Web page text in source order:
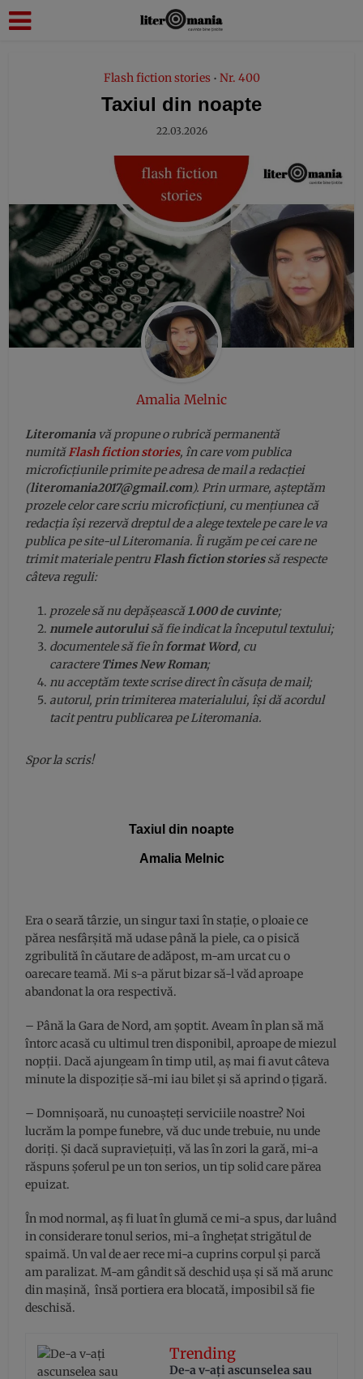
Flash fiction stories • Nr. 400
Taxiul din noapte
22.03.2026
Amalia Melnic
Literomania vă propune o rubrică permanentă
numităFlash fiction stories, în care vom publica
microficțiunile primite pe adresa de mail a redacției
(literomania2017@gmail.com).Prin urmare, așteptăm
prozele celor care scriu microficțiuni, cu mențiunea că
redacția își rezervă dreptul de a alege textele pe care le va
publica pe site-ul Literomania. Îi rugăm pe cei care ne
trimit materiale pentru Flash fiction storiessă respecte
câteva reguli:
prozele să nu depășească1.000 de cuvinte;
numele autoruluisă fie indicat la începutul textului;
documentele să fie înformat Word, cu
caractere Times New Roman;
nu acceptăm texte scrise direct în căsuța de mail;
autorul, prin trimiterea materialului, își dă acordul
tacit pentru publicarea pe Literomania.
Spor la scris!
Taxiul din noapte
Amalia Melnic
Era o seară târzie, un singur taxi în stație, o ploaie ce
părea nesfârșită mă udase până la piele, ca o pisică
zgribulită în căutare de adăpost, m-am urcat cu o
oarecare teamă. Mi s-a părut bizar să-l văd aproape
abandonat la ora respectivă.
– Până la Gara de Nord, am șoptit. Aveam în plan să mă
întorc acasă cu ultimul tren disponibil, aproape de miezul
nopții. Dacă ajungeam în timp util, aș mai fi avut câteva
minute la dispoziție să-mi iau bilet și să aprind o țigară.
– Domnișoară, nu cunoașteți serviciile noastre? Noi
lucrăm la pompe funebre, vă duc unde trebuie, nu unde
doriți. Și dacă supraviețuiți, vă las în zori la gară, mi-a
răspuns șoferul pe un ton serios, un tip solid care părea
epuizat.
În mod normal, aș fi luat în glumă ce mi-a spus, dar luând
in considerare tonul serios, mi-a înghețat strigătul de
spaimă. Un val de aer rece mi-a cuprins corpul și parcă
am paralizat. M-am gândit să deschid ușa și să mă arunc
din mașină, însă portiera era blocată, imposibil să fie
deschisă.
Trending
De-a v-aţi ascunselea sau
modal-check